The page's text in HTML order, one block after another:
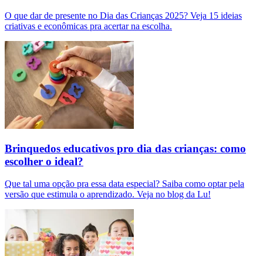
O que dar de presente no Dia das Crianças 2025? Veja 15 ideias
criativas e econômicas pra acertar na escolha.
Brinquedos educativos pro dia das crianças: como
escolher o ideal?
Que tal uma opção pra essa data especial? Saiba como optar pela
versão que estimula o aprendizado. Veja no blog da Lu!